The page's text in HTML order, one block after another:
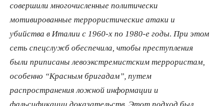
совершили многочисленные политически
мотивированные террористические атаки и
убийства в Италии с 1960-х по 1980-е годы. При этом
сеть спецслужб обеспечила, чтобы преступления
были приписаны левоэкстремистским террористам,
особенно “Красным бригадам”, путем
распространения ложной информации и
фальсификации доказательств. Этот подход был